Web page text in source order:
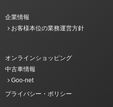
企業情報
お客様本位の業務運営方針
オンラインショッピング
中古車情報
Goo-net
プライバシー・ポリシー